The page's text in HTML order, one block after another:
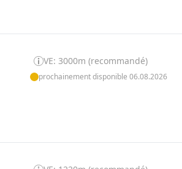
VE: 3000m (recommandé)
prochainement disponible 06.08.2026